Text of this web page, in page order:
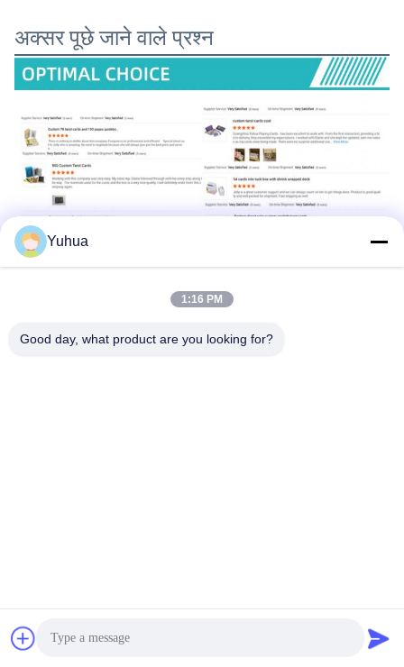
अक्सर पूछे जाने वाले प्रश्न
Yuhua
1:16 PM
Good day, what product are you looking for?